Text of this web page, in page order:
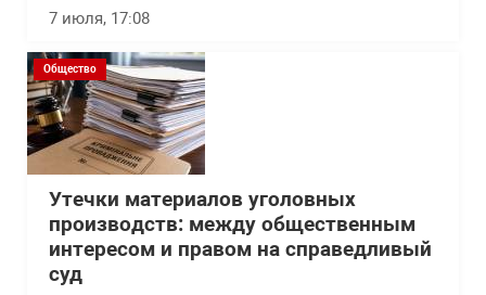
7 июля, 17:08
Общество
Утечки материалов уголовных
производств: между общественным
интересом и правом на справедливый
суд